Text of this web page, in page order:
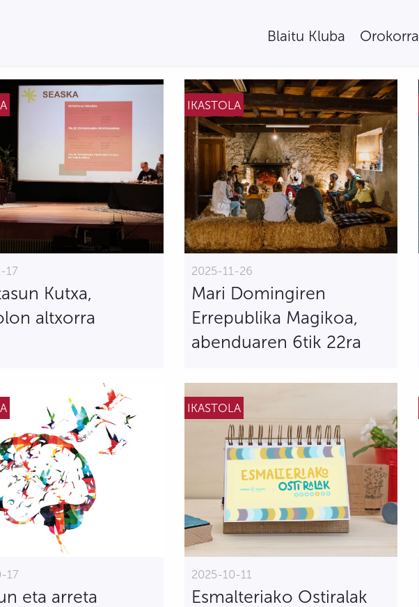
Blaitu Kluba Orokorra
17
Kutxa,
altxorra
IKASTOLA
2025-11-26
Mari Domingiren
Errepublika Magikoa,
abenduaren 6tik 22ra
17
eta arreta
IKASTOLA
2025-10-11
Esmalteriako Ostiralak